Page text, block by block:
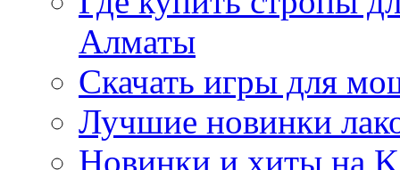
Алматы
Скачать игры для
Лучшие новинки
Новинки и хиты на